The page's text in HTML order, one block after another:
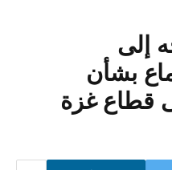
إلى
بشأن
قطاع غزة